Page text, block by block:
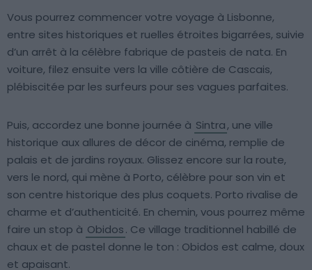
Vous pourrez commencer votre voyage à Lisbonne,
entre sites historiques et ruelles étroites bigarrées, suivie
d’un arrêt à la célèbre fabrique de pasteis de nata. En
voiture, filez ensuite vers la ville côtière de Cascais,
plébiscitée par les surfeurs pour ses vagues parfaites.
Puis, accordez une bonne journée à Sintra, une ville
historique aux allures de décor de cinéma, remplie de
palais et de jardins royaux. Glissez encore sur la route,
vers le nord, qui mène à Porto, célèbre pour son vin et
son centre historique des plus coquets. Porto rivalise de
charme et d’authenticité. En chemin, vous pourrez même
faire un stop à Obidos. Ce village traditionnel habillé de
chaux et de pastel donne le ton : Obidos est calme, doux
et apaisant.